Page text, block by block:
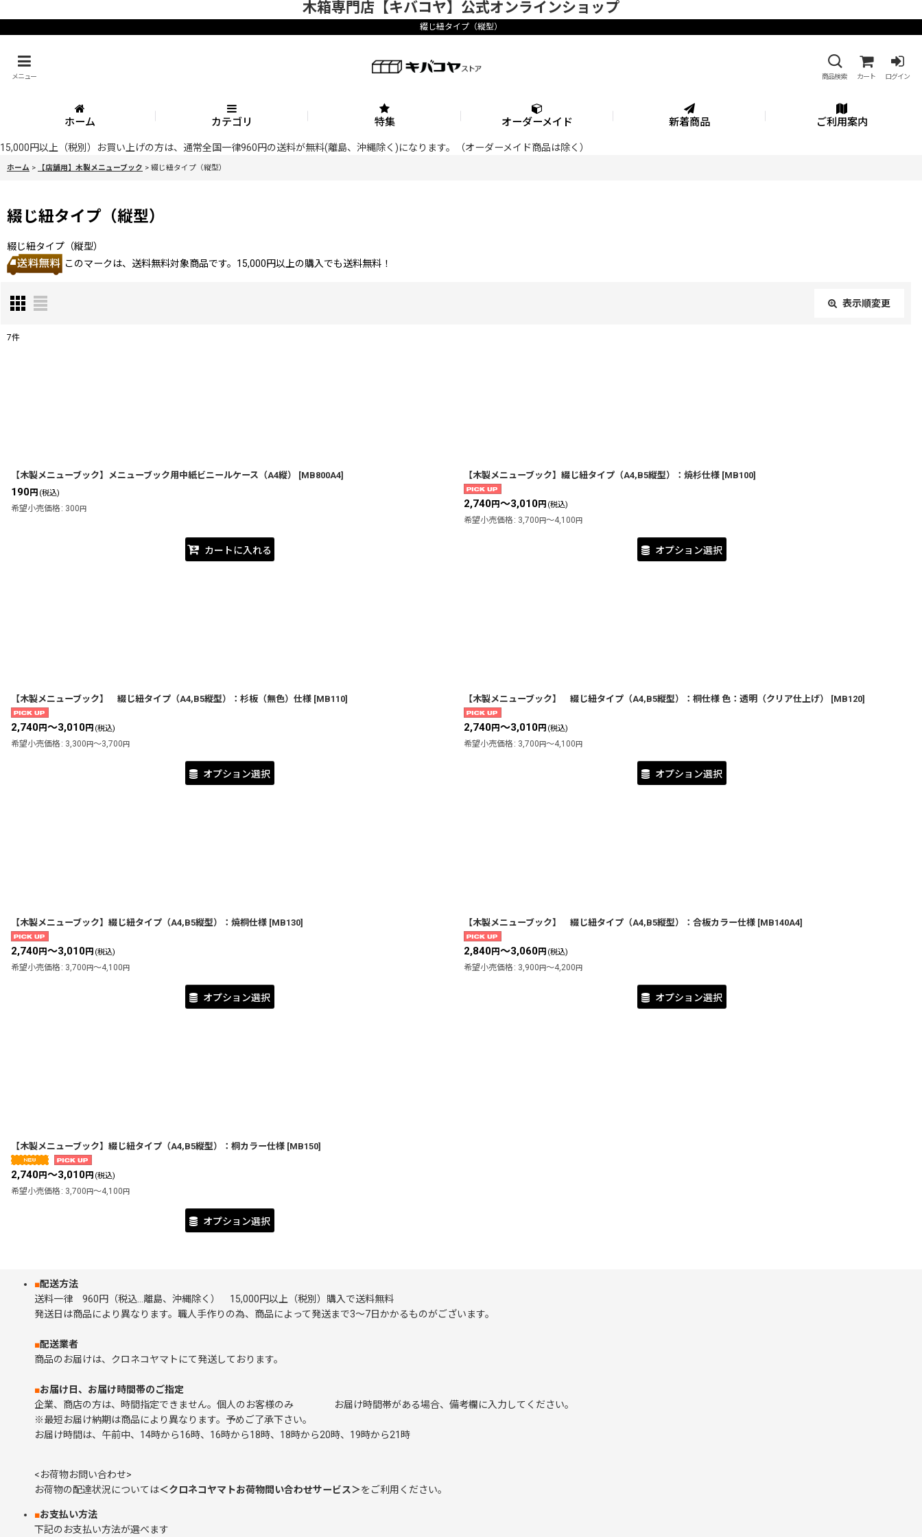
木箱専門店【キバコヤ】公式オンラインショップ
綴じ紐タイプ（縦型）
メニュー 商品検索 カート ログイン
ホーム カテゴリ 特集 オーダーメイド 新着商品 ご利用案内
15,000円以上（税別）お買い上げの方は、通常全国一律960円の送料が無料(離島、沖縄除く)になります。（オーダーメイド商品は除く）
ホーム > 【店舗用】木製メニューブック > 綴じ紐タイプ（縦型）
綴じ紐タイプ（縦型）
綴じ紐タイプ（縦型）
このマークは、送料無料対象商品です。15,000円以上の購入でも送料無料！
表示順変更
7件
【木製メニューブック】メニューブック用中紙ビニールケース（A4縦） [MB800A4]
190円 (税込)
希望小売価格 : 300円
カートに入れる
【木製メニューブック】綴じ紐タイプ（A4,B5縦型）：焼杉仕様 [MB100]
2,740円～3,010円 (税込)
希望小売価格 : 3,700円～4,100円
オプション選択
【木製メニューブック】 綴じ紐タイプ（A4,B5縦型）：杉板（無色）仕様 [MB110]
2,740円～3,010円 (税込)
希望小売価格 : 3,300 円～3,700 円
オプション選択
【木製メニューブック】 綴じ紐タイプ（A4,B5縦型）：桐仕様 色：透明（クリア仕上げ） [MB120]
2,740円～3,010円 (税込)
希望小売価格 : 3,700 円～4,100 円
オプション選択
【木製メニューブック】綴じ紐タイプ（A4,B5縦型）：焼桐仕様 [MB130]
2,740円～3,010円 (税込)
希望小売価格 : 3,700 円～4,100 円
オプション選択
【木製メニューブック】 綴じ紐タイプ（A4,B5縦型）：合板カラー仕様 [MB140A4]
2,840円～3,060円 (税込)
希望小売価格 : 3,900 円～4,200 円
オプション選択
【木製メニューブック】綴じ紐タイプ（A4,B5縦型）：桐カラー仕様 [MB150]
2,740円～3,010円 (税込)
希望小売価格 : 3,700 円～4,100 円
オプション選択
■配送方法
送料一律 960円（税込…離島、沖縄除く） 15,000円以上（税別）購入で送料無料
発送日は商品により異なります。職人手作りの為、商品によって発送まで3～7日かかるものがございます。
■配送業者
商品のお届けは、クロネコヤマトにて発送しております。
■お届け日、お届け時間帯のご指定
企業、商店の方は、時間指定できません。個人のお客様のみ お届け時間帯がある場合、備考欄に入力してください。
※最短お届け納期は商品により異なります。予めご了承下さい。
お届け時間は、午前中、14時から16時、16時から18時、18時から20時、19時から21時
<お荷物お問い合わせ>
お荷物の配達状況については＜クロネコヤマトお荷物問い合わせサービス＞をご利用ください。
■お支払い方法
下記のお支払い方法が選べます